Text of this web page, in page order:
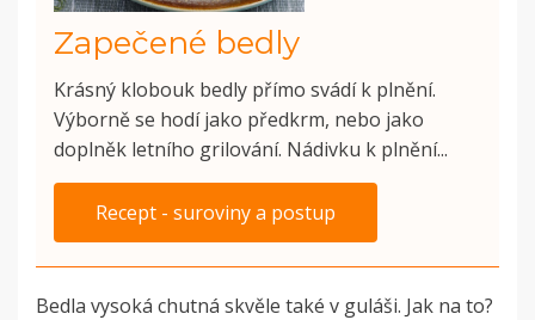
Zapečené bedly
Krásný klobouk bedly přímo svádí k plnění.
Výborně se hodí jako předkrm, nebo jako
doplněk letního grilování. Nádivku k plnění...
Recept - suroviny a postup
Bedla vysoká chutná skvěle také v guláši. Jak na to?